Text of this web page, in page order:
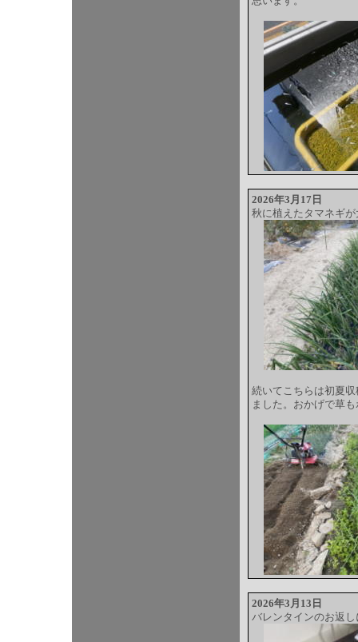
2026年3月17日
秋に植えたタマネギ
続いてこちらは初夏
ました。おかげで草
2026年3月13日
バレンタインのお返